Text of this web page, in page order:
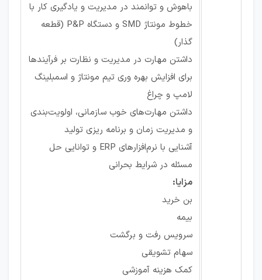
باهوش و توانمند در مدیریت و یادگیری کار با
خطوط مونتاژ SMD و دستگاه P&P (قطعه
گذار)
داشتن مهارت در مدیریت و نظارت بر فرآیندها
برای افزایش بهره وری تیم مونتاژ و اسمبلینگ
لامپ و چراغ
داشتن مهارت‌های خوب سازمانی، اولویت‌بندی
و مدیریت زمان و برنامه ریزی تولید
آشنایی با نرم‌افزارهای ERP و توانایی حل
مسئله در شرایط بحرانی
مزایا:
بن خرید
بیمه
سرویس رفت و برگشت
سهام تشویقی
کمک هزینه آموزشی